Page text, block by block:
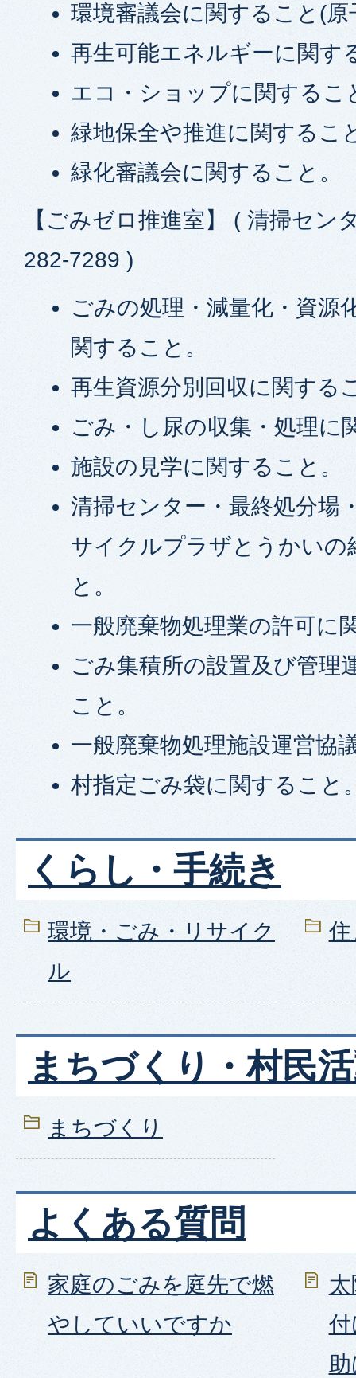
環境審議会に関すること(
再生可能エネルギーに関す
エコ・ショップに関するこ
緑地保全や推進に関するこ
緑化審議会に関すること。
【ごみゼロ推進室】 ( 清掃セン
282-7289 )
ごみの処理・減量化・資源
関すること。
再生資源分別回収に関する
ごみ・し尿の収集・処理に
施設の見学に関すること。
清掃センター・最終処分場
サイクルプラザとうかいの
と。
一般廃棄物処理業の許可に
ごみ集積所の設置及び管理
こと。
一般廃棄物処理施設運営協
村指定ごみ袋に関すること
くらし・手続き
環境・ごみ・リサイク
ル
まちづくり・村民
まちづくり
よくある質問
家庭のごみを庭先で燃
やしていいですか